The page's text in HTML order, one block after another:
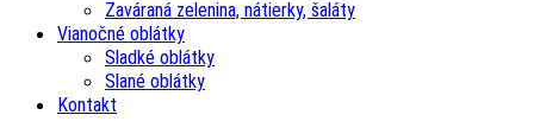
Zaváraná zelenina, nátierky, šaláty
Vianočné oblátky
Sladké oblátky
Slané oblátky
Kontakt